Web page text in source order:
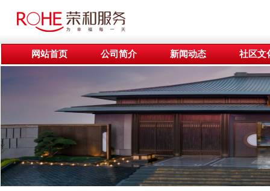
网站首页 公司简介 新闻动态 社区文